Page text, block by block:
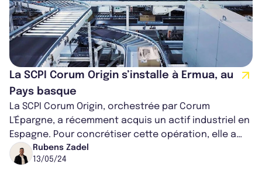
La SCPI Corum Origin s’installe à Ermua, au
Pays basque
La SCPI Corum Origin, orchestrée par Corum
L'Épargne, a récemment acquis un actif industriel en
Espagne. Pour concrétiser cette opération, elle a
signé un bail longue durée avec so...
Rubens Zadel
13/05/24